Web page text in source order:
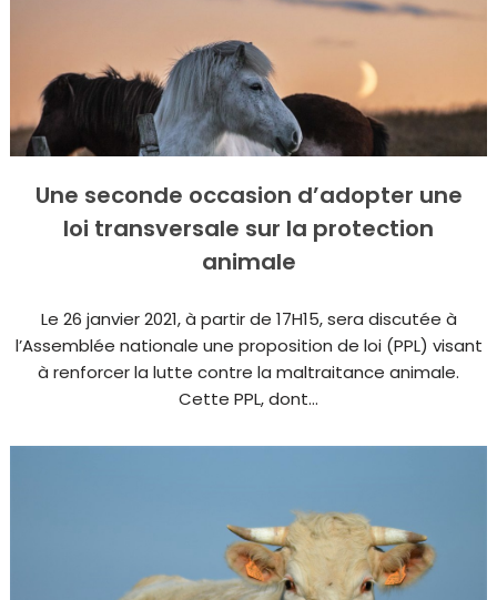
Une seconde occasion d’adopter une
loi transversale sur la protection
animale
Le 26 janvier 2021, à partir de 17H15, sera discutée à
l’Assemblée nationale une proposition de loi (PPL) visant
à renforcer la lutte contre la maltraitance animale.
Cette PPL, dont...